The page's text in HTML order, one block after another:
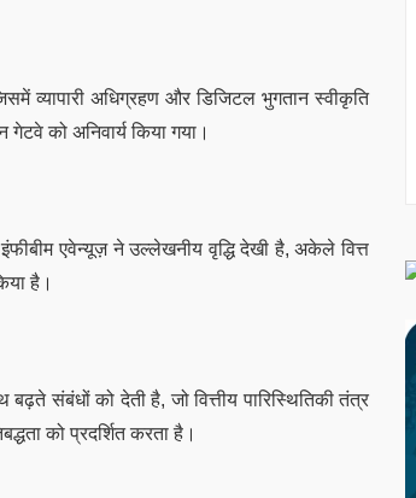
व्यापारी अधिग्रहण और डिजिटल भुगतान स्वीकृति
को अनिवार्य किया गया।
एवेन्यूज़ ने उल्लेखनीय वृद्धि देखी है, अकेले वित्त
है।
संबंधों को देती है, जो वित्तीय पारिस्थितिकी तंत्र
को प्रदर्शित करता है।